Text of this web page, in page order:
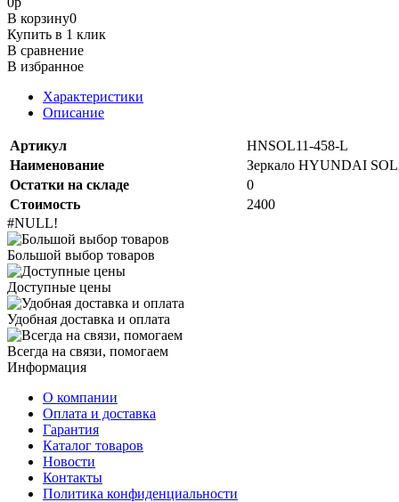
В корзину0
Купить в 1 клик
В сравнение
В избранное
Характеристики
Описание
Артикул
HNSOL11-458-L
Наименование
Зеркало HYUNDAI
Остатки на складе
0
Стоимость
2400
#NULL!
Большой выбор товаров
Доступные цены
Удобная доставка и оплата
Всегда на связи, помогаем
Информация
О компании
Оплата и доставка
Гарантия
Каталог товаров
Новости
Контакты
Политика конфиденциальности